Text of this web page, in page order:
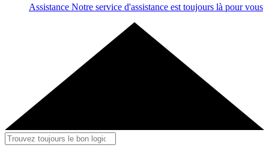
Assistance Notre service d'assistance est toujours là pour vous